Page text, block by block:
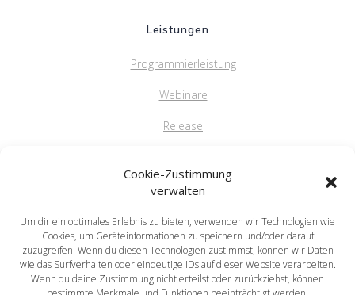
Cookie-Zustimmung
verwalten
Um dir ein optimales Erlebnis zu bieten, verwenden wir Technologien wie
Cookies, um Geräteinformationen zu speichern und/oder darauf
zuzugreifen. Wenn du diesen Technologien zustimmst, können wir Daten
wie das Surfverhalten oder eindeutige IDs auf dieser Website verarbeiten.
Wenn du deine Zustimmung nicht erteilst oder zurückziehst, können
Leistungen
Programmierleistung
Webinare
Release
saprima GmbH
Salvatorstr. 5
84051 Essenbach
Tel: +49 871 / 20216622